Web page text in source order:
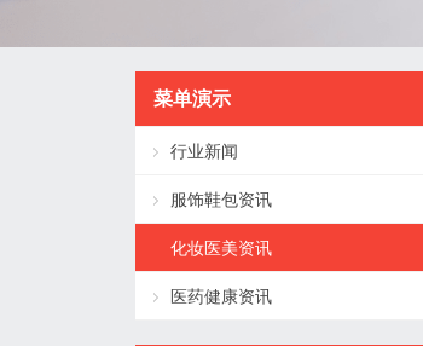
菜单演示
行业新闻
服饰鞋包资讯
化妆医美资讯
医药健康资讯